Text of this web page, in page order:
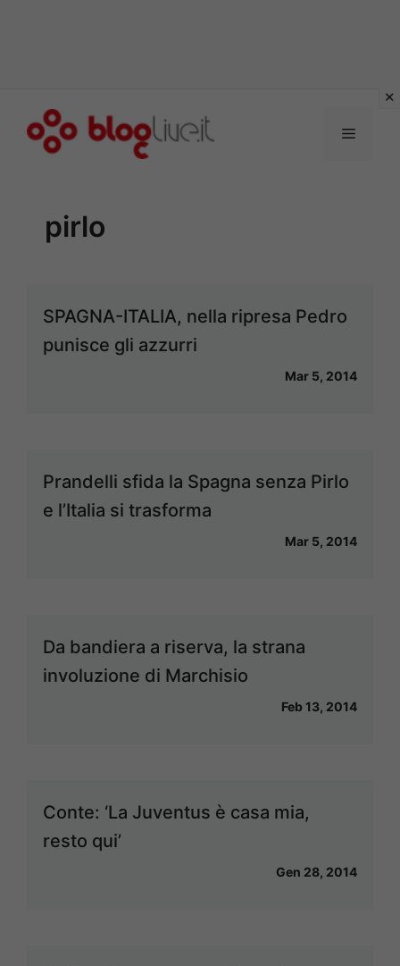
Menu
pirlo
SPAGNA-ITALIA, nella ripresa Pedro
punisce gli azzurri
Mar 5, 2014
Prandelli sfida la Spagna senza Pirlo
e l’Italia si trasforma
Mar 5, 2014
Da bandiera a riserva, la strana
involuzione di Marchisio
Feb 13, 2014
Conte: ‘La Juventus è casa mia,
resto qui’
Gen 28, 2014